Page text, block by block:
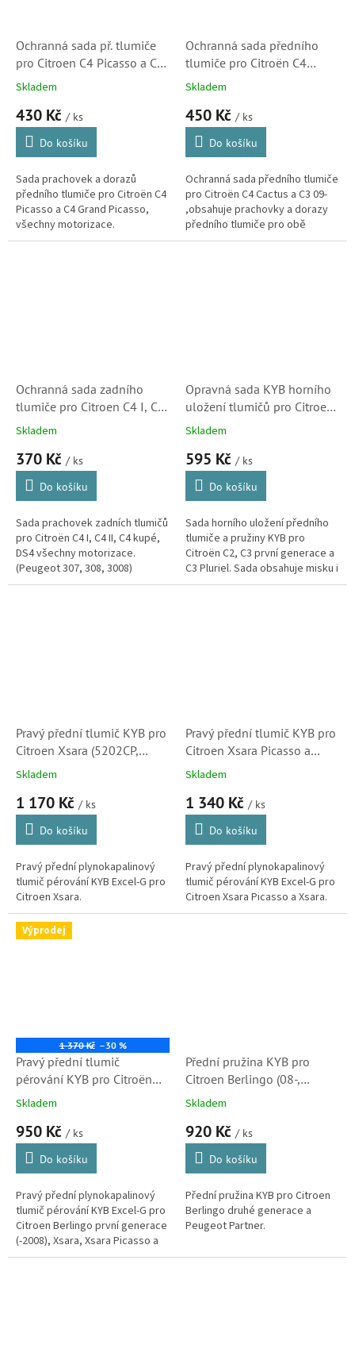
Ochranná sada př. tlumiče
pro Citroen C4 Picasso a C4
Skladem
430 Kč / ks
Do košíku
Sada prachovek a dorazů
předního tlumiče pro Citroën C4
Picasso a C4 Grand Picasso,
všechny motorizace.
Ochranná sada předního
tlumiče pro Citroën C4
Cactus a C3 09- (525448,
Skladem
450 Kč / ks
Do košíku
Ochranná sada předního tlumiče
pro Citroën C4 Cactus a C3 09-
,obsahuje prachovky a dorazy
předního tlumiče pro obě
strany.
Ochranná sada zadního
tlumiče pro Citroen C4 I, C4
II, C4 kupé, DS4 (910095,
Skladem
370 Kč / ks
Do košíku
Sada prachovek zadních tlumičů
pro Citroën C4 I, C4 II, C4 kupé,
DS4 všechny motorizace.
(Peugeot 307, 308, 3008)
Opravná sada KYB horního
uložení tlumičů pro Citroen
C2, C3 a C3 Pluriel (503196)
Skladem
595 Kč / ks
Do košíku
Sada horního uložení předního
tlumiče a pružiny KYB pro
Citroën C2, C3 první generace a
C3 Pluriel. Sada obsahuje misku i
ložisko. (Peugeot 1007)
Pravý přední tlumič KYB pro
Citroen Xsara (5202CP,
333734)
Skladem
1 170 Kč / ks
Do košíku
Pravý přední plynokapalinový
tlumič pérování KYB Excel-G pro
Citroen Xsara.
Pravý přední tlumič KYB pro
Citroen Xsara Picasso a
Xsara (333736, 5202CA)
Skladem
1 340 Kč / ks
Do košíku
Pravý přední plynokapalinový
tlumič pérování KYB Excel-G pro
Citroen Xsara Picasso a Xsara.
Výprodej
1 370 Kč –30 %
Pravý přední tlumič
pérování KYB pro Citroën
Berlingo (MF), Xsara, Xsara
5202GH, 5202GK, 5202GQ)
S1
Skladem
950 Kč / ks
Do košíku
Pravý přední plynokapalinový
tlumič pérování KYB Excel-G pro
Citroen Berlingo první generace
(-2008), Xsara, Xsara Picasso a
ZX. (Peugeot Partner)
Přední pružina KYB pro
Citroen Berlingo (08-,
5002XF)
Skladem
920 Kč / ks
Do košíku
Přední pružina KYB pro Citroen
Berlingo druhé generace a
Peugeot Partner.